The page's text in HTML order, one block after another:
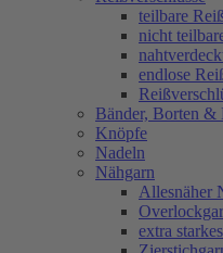
teilbare
nicht
endlose
Bänder, Borten &
Knöpfe
Nadeln
Nähgarn
Allesnäher
extra